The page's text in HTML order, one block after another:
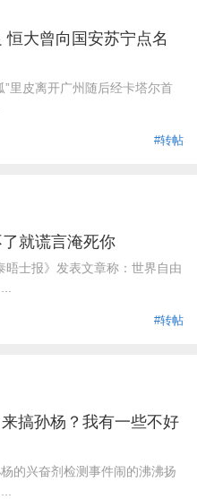
大曾向国安苏宁点名
里皮离开广州随后经卡塔尔首
#转帖
就谎言淹死你
士报》发表文章称：世界自由
#转帖
搞孙杨？我有一些不好
的兴奋剂检测事件闹的沸沸扬